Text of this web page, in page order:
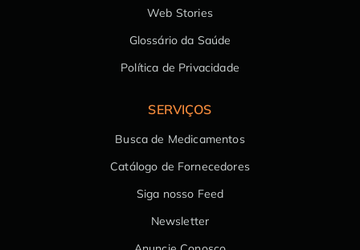
Web Stories
Glossário da Saúde
Política de Privacidade
SERVIÇOS
Busca de Medicamentos
Catálogo de Fornecedores
Siga nosso Feed
Newsletter